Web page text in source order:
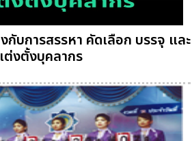
กับการสรรหา คัดเลือก บรรจุ และ
ต่งตั้งบุคลากร